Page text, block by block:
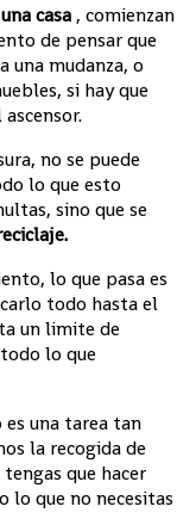
casa , comienzan
de pensar que
una mudanza, o
si hay que
no se puede
lo que esto
sino que se
lo que pasa es
todo hasta el
un limite de
lo que
una tarea tan
la recogida de
que hacer
lo que no necesitas